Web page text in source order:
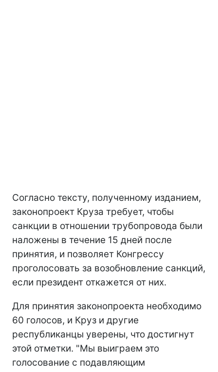
Согласно тексту, полученному изданием,
законопроект Круза требует, чтобы
санкции в отношении трубопровода были
наложены в течение 15 дней после
принятия, и позволяет Конгрессу
проголосовать за возобновление санкций,
если президент откажется от них.
Для принятия законопроекта необходимо
60 голосов, и Круз и другие
республиканцы уверены, что достигнут
этой отметки. "Мы выиграем это
голосование с подавляющим